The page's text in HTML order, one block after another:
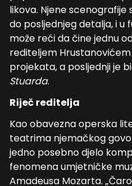
likova. Njene scenografije
do posljednjeg detalja, i u
može reći da čine jednu
rediteljem
projekata, a posljednji je
Stuarda.
Riječ reditelja
Kao obavezna operska
teatrima njemačkog
jedno posebno djelo
fenomena umjetničke
Amadeusa Mozarta.